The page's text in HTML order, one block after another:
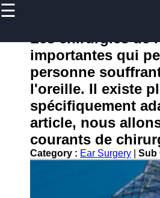
☰
Home
oreilles
Socials
Facebook
Les chirurgies de
importantes qui
personne
l'oreille. Il existe
spécifiquement
article, nous
courants de
Category : Ear Surgery Sub